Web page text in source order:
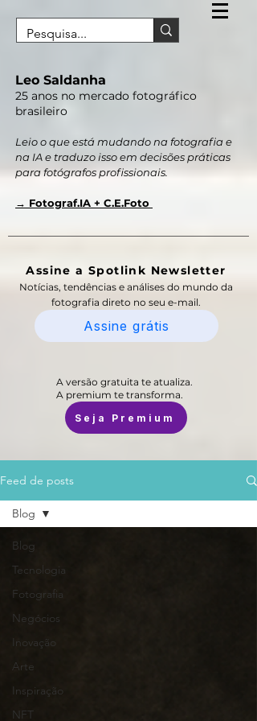
Leo Saldanha
25 anos no mercado fotográfico
brasileiro
Leio o que está mudando na fotografia e
na IA e traduzo isso em decisões práticas
para fotógrafos profissionais.
→ Fotograf.IA + C.E.Foto
Assine a Spotlink Newsletter
Notícias, tendências e análises do mundo da
fotografia direto no seu e-mail.
Assine grátis
A versão gratuita te atualiza.
A premium te transforma.
Seja Premium
Feed de posts
Blog
Tecnologia
Fotografia
Negócios
Inovação
Arte
Inspiração
NFT
Blog